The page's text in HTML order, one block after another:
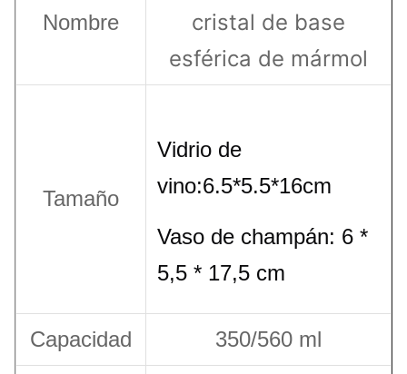
Nombre
cristal de base
esférica de mármol
Tamaño
Vidrio de
vino:6.5*5.5*16cm
Vaso de champán: 6 *
5,5 * 17,5 cm
Capacidad 350/560 ml